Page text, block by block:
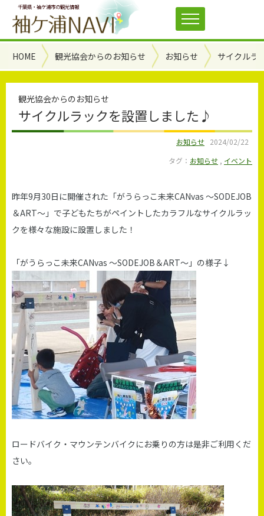
千葉県・袖ケ浦市の観光情報
HOME 観光協会からのお知らせ お知らせ サイクルラ
観光協会からのお知らせ
サイクルラックを設置しました♪
お知らせ 2024/02/22
タグ： お知らせ , イベント
昨年9月30日に開催された「がうらっこ未来CANvas ～SODEJOB
＆ART～」で子どもたちがペイントしたカラフルなサイクルラッ
クを様々な施設に設置しました！
「がうらっこ未来CANvas ～SODEJOB＆ART～」の様子↓
ロードバイク・マウンテンバイクにお乗りの方は是非ご利用くだ
さい。